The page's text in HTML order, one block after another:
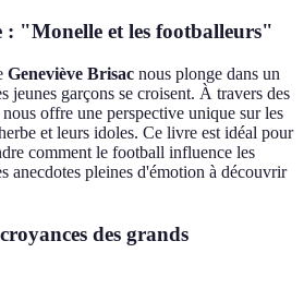
: "Monelle et les footballeurs"
Geneviève Brisac nous plonge dans un
jeunes garçons se croisent. À travers des
offre une perspective unique sur les
et leurs idoles. Ce livre est idéal pour
comment le football influence les
anecdotes pleines d'émotion à découvrir
des grands